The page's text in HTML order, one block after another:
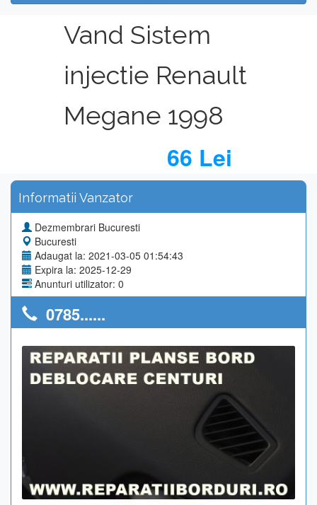
Vand Sistem
injectie Renault
Megane 1998
66 Lei
Informatii Vanzator
Dezmembrari Bucuresti
Bucuresti
Adaugat la: 2021-03-05 01:54:43
Expira la: 2025-12-29
Anunturi utilizator: 0
0785......